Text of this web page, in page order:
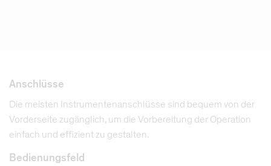
Anschlüsse
Die meisten Instrumentenanschlüsse sind bequem von der
Vorderseite zugänglich, um die Vorbereitung der Operation
einfach und effizient zu gestalten.
Bedienungsfeld